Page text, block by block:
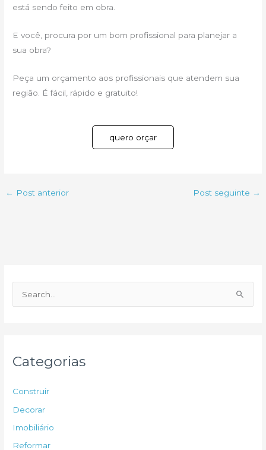
está sendo feito em obra.
E você, procura por um bom profissional para planejar a
sua obra?
Peça um orçamento aos profissionais que atendem sua
região. É fácil, rápido e gratuito!
quero orçar
← Post anterior Post seguinte →
e
p
Categorias
Construir
Decorar
Imobiliário
Reformar